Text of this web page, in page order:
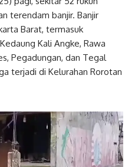
terendam banjir. Banjir
Barat, termasuk
Kali Angke, Rawa
Pegadungan, dan Tegal
terjadi di Kelurahan Rorotan